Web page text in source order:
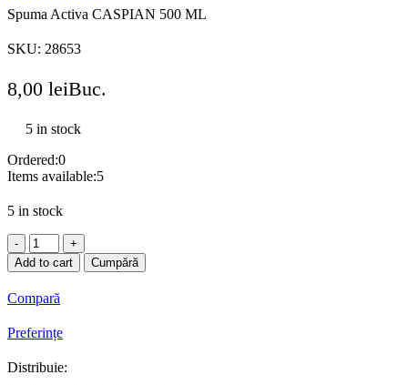
Spuma Activa CASPIAN 500 ML
SKU: 28653
8,00 leiBuc.
5 in stock
Ordered:0
Items available:5
5 in stock
Spuma
Activa
CASPIAN
ML
Add to cart Cumpără
Compară
Preferințe
Distribuie: